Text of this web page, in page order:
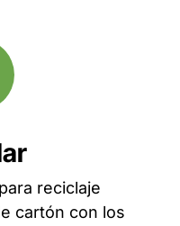
reciclaje
cartón con los